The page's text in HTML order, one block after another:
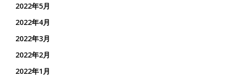
2022年5月
2022年4月
2022年3月
2022年2月
2022年1月